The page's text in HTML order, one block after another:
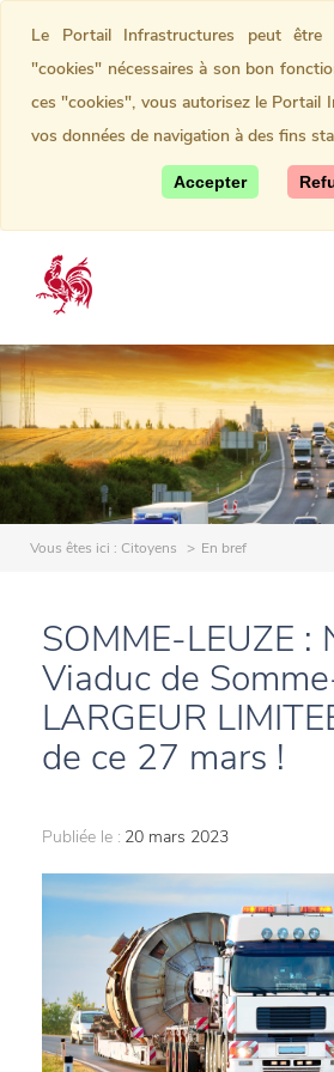
Vous êtes ici : Citoyens En bref
SOMME-LEUZE :
Viaduc de
LARGEUR
de ce 27 mars !
Publiée le : 20 mars 2023
Le Portail Infrastructures peut être
"cookies" nécessaires à son bon
ces "cookies", vous autorisez le Portail
vos données de navigation à des fins
Accepter